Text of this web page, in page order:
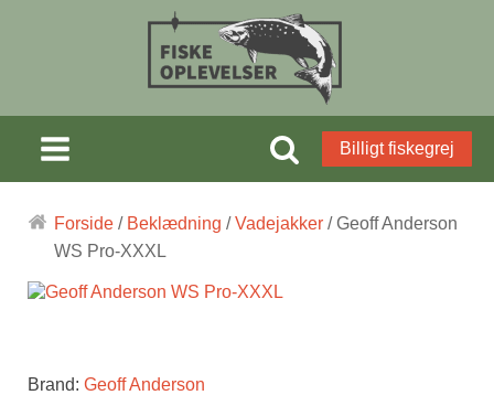
Billigt fiskegrej
Forside / Beklædning /Vadejakker / Geoff Anderson
WS Pro-XXXL
Brand: Geoff Anderson